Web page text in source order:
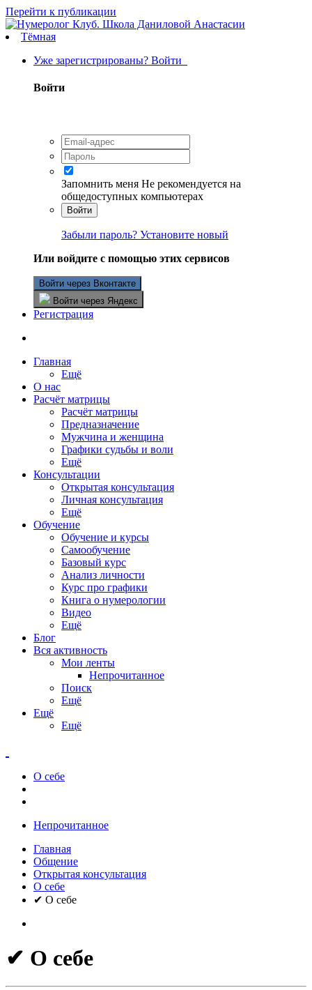
Перейти к публикации
Тёмная
Уже зарегистрированы? Войти
Войти
Запомнить меня Не рекомендуется на
общедоступных компьютерах
Войти
Забыли пароль? Установите новый
Или войдите с помощью этих сервисов
Войти через Вконтакте
Войти через Яндекс
Регистрация
Главная
Ещё
О нас
Расчёт матрицы
Расчёт матрицы
Предназначение
Мужчина и женщина
Графики судьбы и воли
Ещё
Консультации
Открытая консультация
Личная консультация
Ещё
Обучение
Обучение и курсы
Самообучение
Базовый курс
Анализ личности
Курс про графики
Книга о нумерологии
Видео
Ещё
Блог
Вся активность
Мои ленты
Непрочитанное
Поиск
Ещё
Ещё
Ещё
О себе
Непрочитанное
Главная
Общение
Открытая консультация
О себе
✔ О себе
✔ О себе